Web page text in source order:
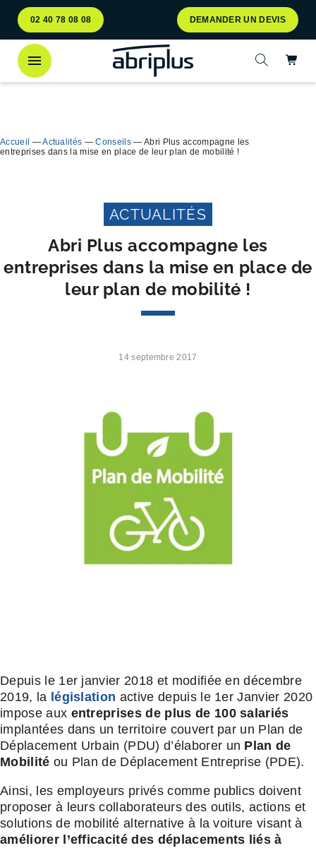
Aller
au
menu
Aller au
contenu
02 40 78 08 08 DEMANDER UN DEVIS
Ouvrir la
Accueil —Actualités —Conseils— Abri Plus accompagne les
entreprises dans la mise en place de leur plan de mobilité !
ACTUALITÉS
Abri Plus accompagne les
entreprises dans la mise en place de
leur plan de mobilité !
14 septembre 2017
Depuis le 1er janvier 2018 et modifiée en décembre
2019, la législation active depuis le 1er Janvier 2020
impose aux entreprises de plus de 100 salariés
implantées dans un territoire couvert par un Plan de
Déplacement Urbain (PDU) d’élaborer un Plan de
Mobilité ou Plan de Déplacement Entreprise (PDE).
Ainsi, les employeurs privés comme publics doivent
proposer à leurs collaborateurs des outils, actions et
solutions de mobilité alternative à la voiture visant à
améliorer l’efficacité des déplacements liés à